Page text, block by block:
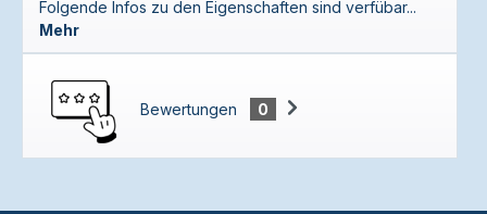
Folgende Infos zu den Eigenschaften sind verfübar...
Mehr
Bewertungen 0